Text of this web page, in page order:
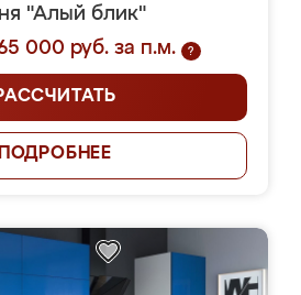
"Алый блик"
000 руб. за п.м.
?
ПОДРОБНЕЕ